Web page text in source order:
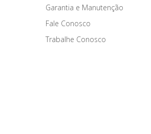
Garantia e Manutenção
Fale Conosco
Trabalhe Conosco